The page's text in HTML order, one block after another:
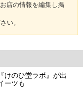
店の情報を編集し掲
い。
けのひ堂ラボ』が出
ーツも